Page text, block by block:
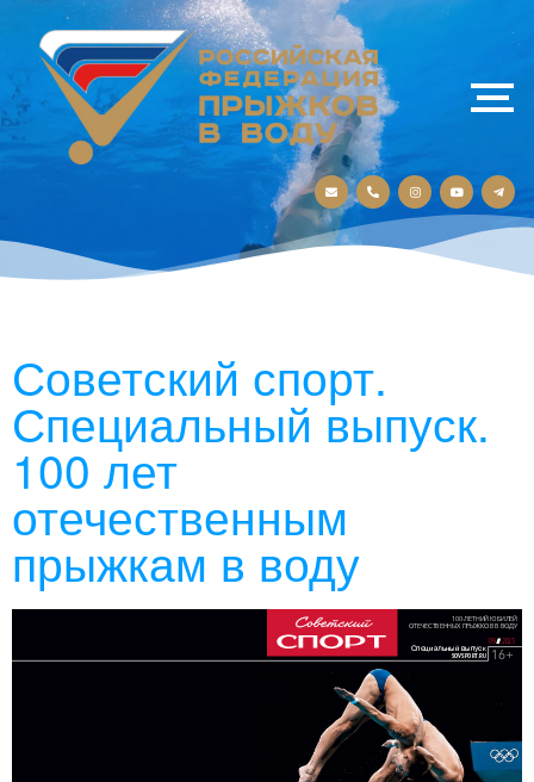
Советский спорт.
Специальный выпуск.
100 лет
отечественным
прыжкам в воду